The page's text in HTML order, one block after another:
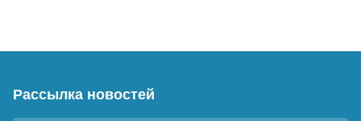
Рассылка новостей